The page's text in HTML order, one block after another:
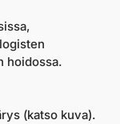
,
hoidossa.
(katso kuva).